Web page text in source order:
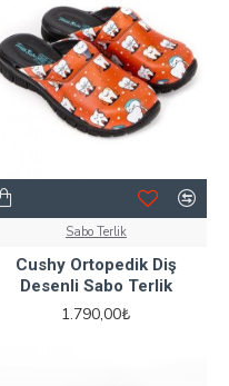
Sabo Terlik
Cushy Ortopedik Diş
Desenli Sabo Terlik
1.790,00₺